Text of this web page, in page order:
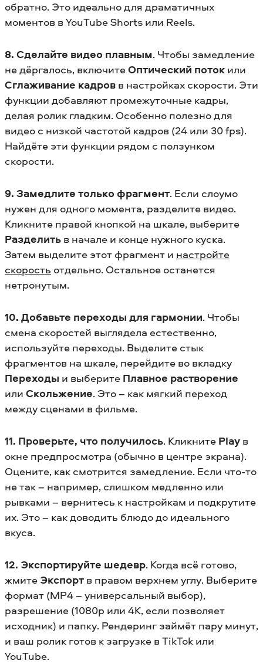
обратно. Это идеально для драматичных
моментов в YouTube Shorts или Reels.
8. Сделайте видео плавным. Чтобы замедление
не дёргалось, включитеОптический поток или
Сглаживание кадров в настройках скорости. Эти
функции добавляют промежуточные кадры,
делая ролик гладким. Особенно полезно для
видео с низкой частотой кадров (24 или 30 fps).
Найдёте эти функции рядом с ползунком
скорости.
9. Замедлите только фрагмент. Если слоумо
нужен для одного момента, разделите видео.
Кликните правой кнопкой на шкале, выберите
Разделить в начале и конце нужного куска.
Затем выделите этот фрагмент и настройте
скорость отдельно. Остальное останется
нетронутым.
10. Добавьте переходы для гармонии. Чтобы
смена скоростей выглядела естественно,
используйте переходы. Выделите стык
фрагментов на шкале, перейдите во вкладку
Переходы и выберите Плавное растворение
или Скольжение. Это – как мягкий переход
между сценами в фильме.
11. Проверьте, что получилось. Кликните Play в
окне предпросмотра (обычно в центре экрана).
Оцените, как смотрится замедление. Если что-то
не так – например, слишком медленно или
рывками – вернитесь к настройкам и подкрутите
их. Это – как доводить блюдо до идеального
вкуса.
12. Экспортируйте шедевр. Когда всё готово,
жмите Экспорт в правом верхнем углу. Выберите
формат (MP4 – универсальный выбор),
разрешение (1080p или 4K, если позволяет
исходник) и папку. Рендеринг займёт пару минут,
и ваш ролик готов к загрузке в TikTok или
YouTube.